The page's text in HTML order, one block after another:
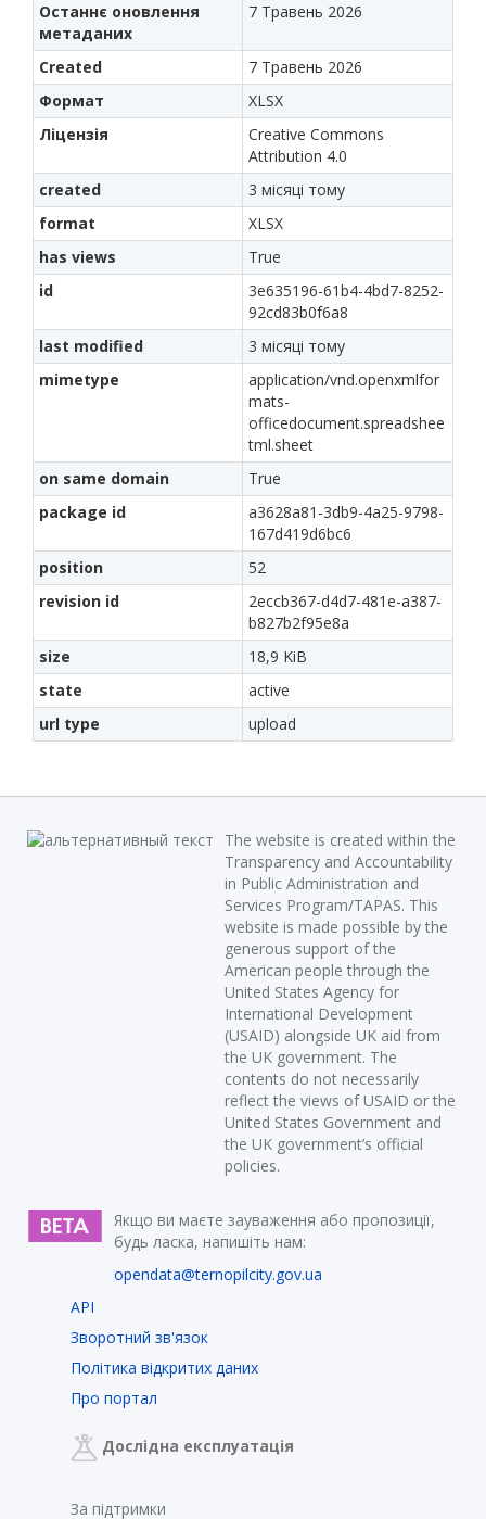
Останнє оновлення
метаданих
7 Травень 2026
Created
7 Травень 2026
Формат
XLSX
Ліцензія
Creative Commons
Attribution 4.0
created
3 місяці тому
format
XLSX
has views
True
id
3e635196-61b4-4bd7-8252-
92cd83b0f6a8
last modified
3 місяці тому
mimetype
application/vnd.openxmlfor
mats-
officedocument.spreadshee
tml.sheet
on same domain
True
package id
a3628a81-3db9-4a25-9798-
167d419d6bc6
position
52
revision id
2eccb367-d4d7-481e-a387-
b827b2f95e8a
size
18,9 KiB
state
active
url type
upload
The website is created within the
Transparency and Accountability
in Public Administration and
Services Program/TAPAS. This
website is made possible by the
generous support of the
American people through the
United States Agency for
International Development
(USAID) alongside UK aid from
the UK government. The
contents do not necessarily
reflect the views of USAID or the
United States Government and
the UK government’s official
policies.
Якщо ви маєте зауваження або пропозиції,
будь ласка, напишіть нам:
opendata@ternopilcity.gov.ua
API
Зворотний зв'язок
Політика відкритих даних
Про портал
Дослідна експлуатація
За підтримки